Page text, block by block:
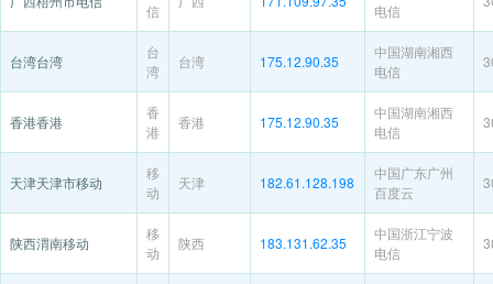
信
电信
台湾台湾
台
湾
台湾 175.12.90.35
中国湖南湘西
电信
香港香港
香
港
香港 175.12.90.35
中国湖南湘西
电信
天津天津市移动
移
动
天津 182.61.128.198
中国广东广州
百度云
陕西渭南移动
移
动
陕西 183.131.62.35
中国浙江宁波
电信